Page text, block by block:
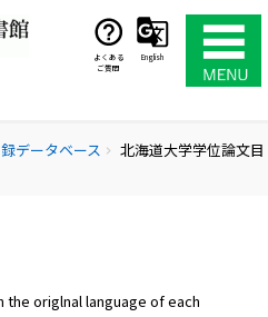
よくある
ご質問
English
データベース chevron_right
北海道大学学位論文目
origlnal language of each